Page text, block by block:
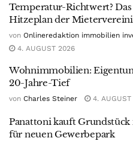
Temperatur-Richtwert?
Hitzeplan der
von Onlineredaktion immobilien
4. AUGUST 2026
Wohnimmobilien:
20-Jahre-Tief
von Charles Steiner 4. AUGUST
Panattoni kauft Grundstück
für neuen Gewerbepark